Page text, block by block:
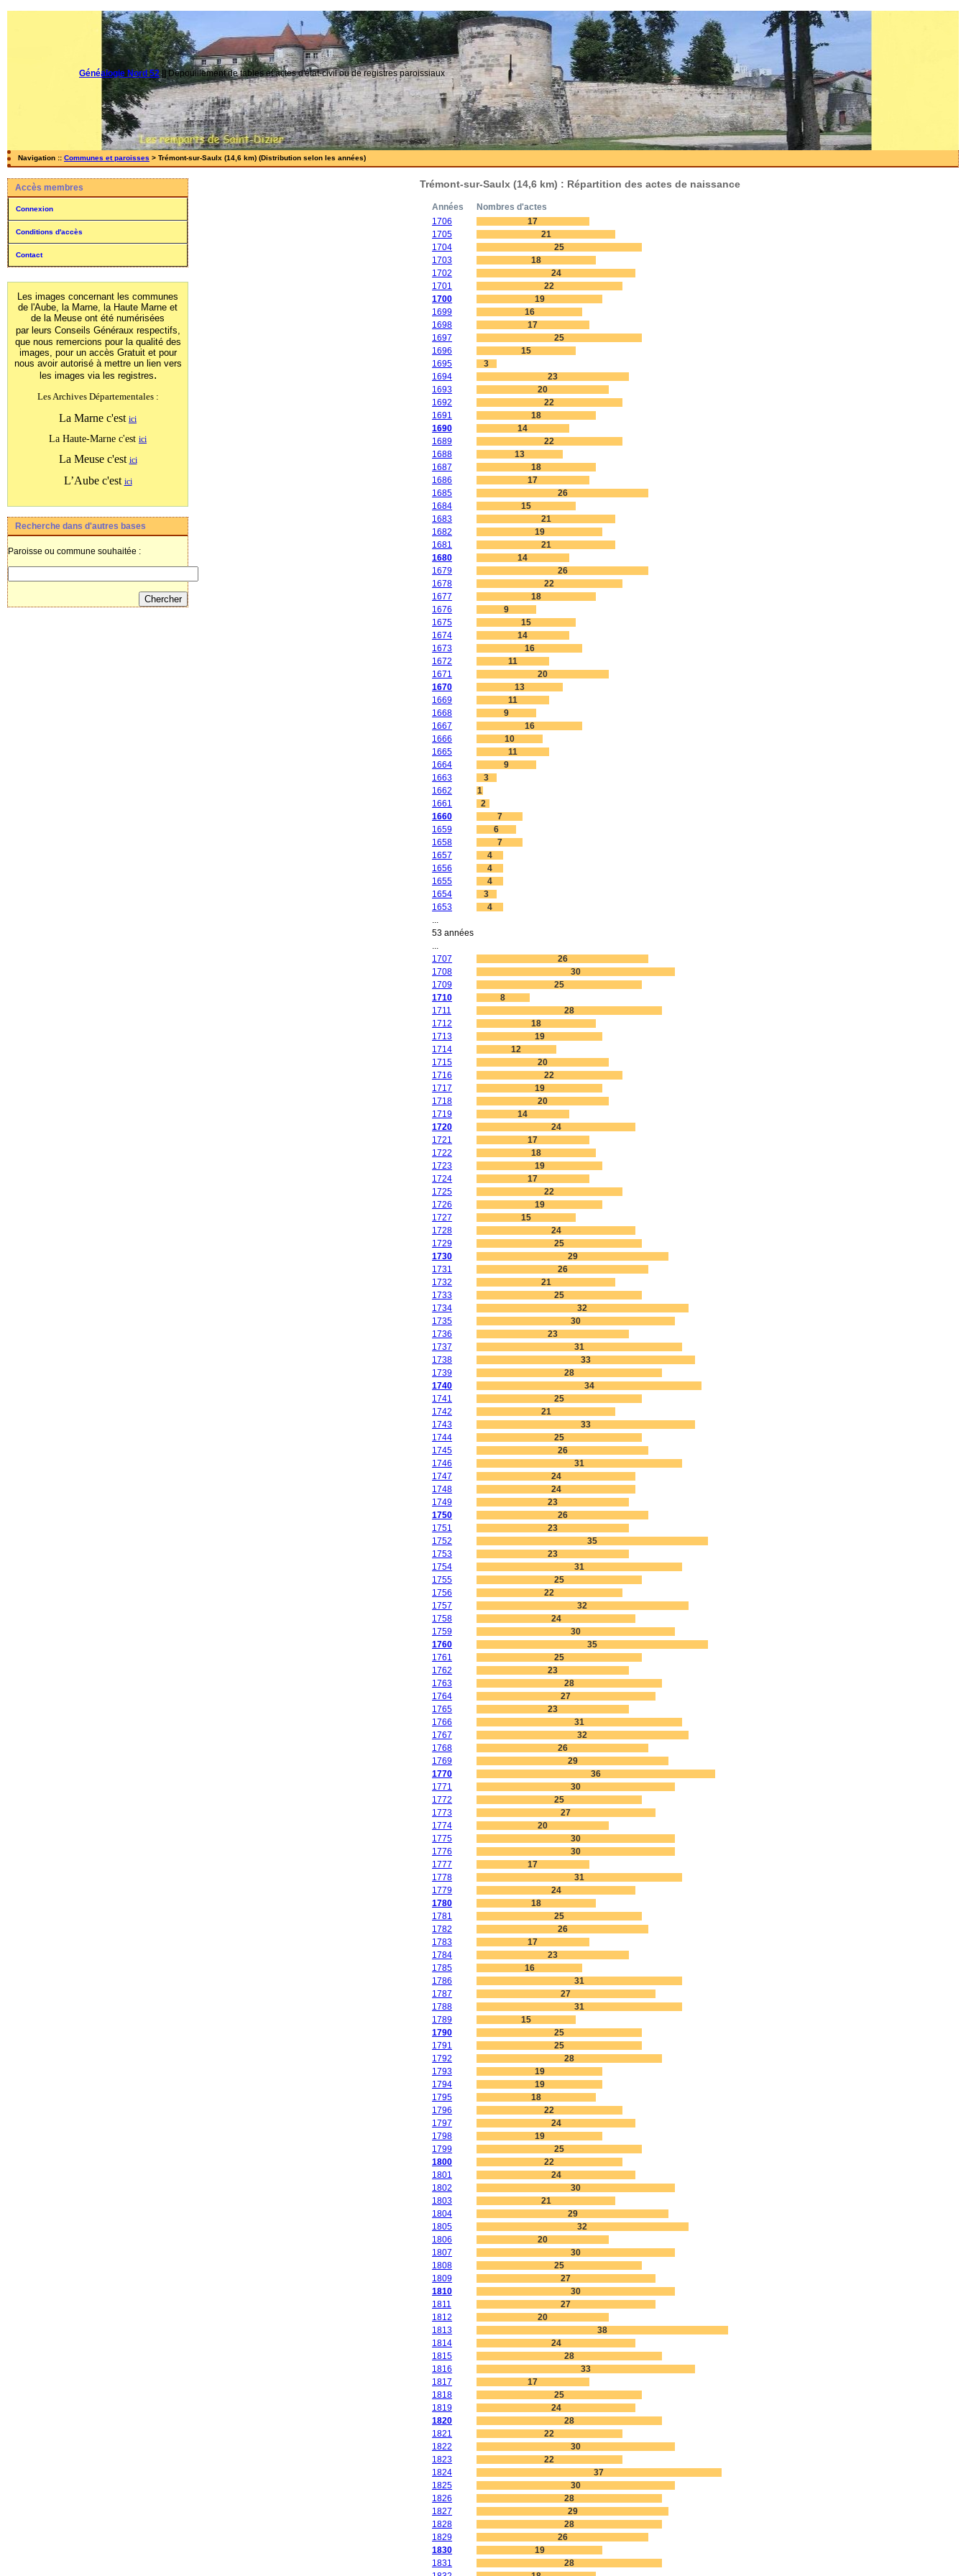
Généalogie Nord 52|| Dépouillement de tables et actes d'état-civil ou de registres paroissiaux
Navigation :: Communes et paroisses > Trémont-sur-Saulx (14,6 km) (Distribution selon les années)
Accès membres
Connexion
Conditions d'accès
Contact
Les images concernant les communes
de l'Aube, la Marne, la Haute Marne et
de la Meuse ont été numérisées
par leurs Conseils Généraux respectifs,
que nous remercions pour la qualité des
images, pour un accès Gratuit et pour
nous avoir autorisé à mettre un lien vers
les images via les registres.
Les Archives Départementales :
La Marne c'est ici
La Haute-Marne c'est ici
La Meuse c'est ici
L’Aube c'est ici
Recherche dans d'autres bases
Paroisse ou commune souhaitée :
Trémont-sur-Saulx (14,6 km) : Répartition des actes de naissance
Années
Nombres d'actes
1706
17
1705
21
1704
25
1703
18
1702
24
1701
22
1700
19
1699
16
1698
17
1697
25
1696
15
1695
3
1694
23
1693
20
1692
22
1691
18
1690
14
1689
22
1688
13
1687
18
1686
17
1685
26
1684
15
1683
21
1682
19
1681
21
1680
14
1679
26
1678
22
1677
18
1676
9
1675
15
1674
14
1673
16
1672
11
1671
20
1670
13
1669
11
1668
9
1667
16
1666
10
1665
11
1664
9
1663
3
1662
1
1661
2
1660
7
1659
6
1658
7
1657
4
1656
4
1655
4
1654
3
1653
4
53 années
1707
26
1708
30
1709
25
1710
8
1711
28
1712
18
1713
19
1714
12
1715
20
1716
22
1717
19
1718
20
1719
14
1720
24
1721
17
1722
18
1723
19
1724
17
1725
22
1726
19
1727
15
1728
24
1729
25
1730
29
1731
26
1732
21
1733
25
1734
32
1735
30
1736
23
1737
31
1738
33
1739
28
1740
34
1741
25
1742
21
1743
33
1744
25
1745
26
1746
31
1747
24
1748
24
1749
23
1750
26
1751
23
1752
35
1753
23
1754
31
1755
25
1756
22
1757
32
1758
24
1759
30
1760
35
1761
25
1762
23
1763
28
1764
27
1765
23
1766
31
1767
32
1768
26
1769
29
1770
36
1771
30
1772
25
1773
27
1774
20
1775
30
1776
30
1777
17
1778
31
1779
24
1780
18
1781
25
1782
26
1783
17
1784
23
1785
16
1786
31
1787
27
1788
31
1789
15
1790
25
1791
25
1792
28
1793
19
1794
19
1795
18
1796
22
1797
24
1798
19
1799
25
1800
22
1801
24
1802
30
1803
21
1804
29
1805
32
1806
20
1807
30
1808
25
1809
27
1810
30
1811
27
1812
20
1813
38
1814
24
1815
28
1816
33
1817
17
1818
25
1819
24
1820
28
1821
22
1822
30
1823
22
1824
37
1825
30
1826
28
1827
29
1828
28
1829
26
1830
19
1831
28